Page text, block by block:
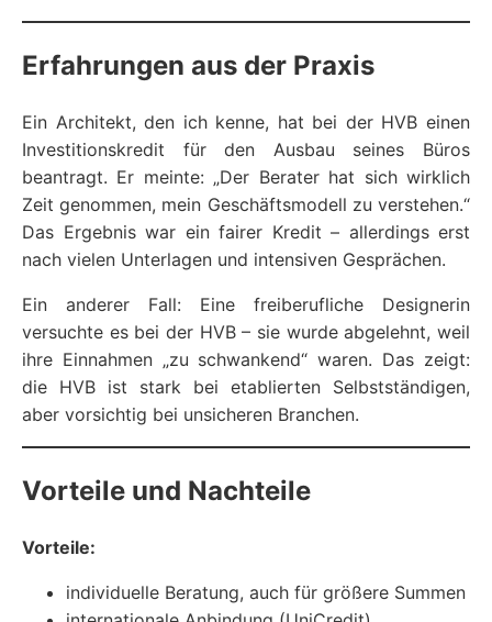
Erfahrungen aus der Praxis
Ein Architekt, den ich kenne, hat bei der HVB einen
Investitionskredit für den Ausbau seines Büros
beantragt. Er meinte: „Der Berater hat sich wirklich
Zeit genommen, mein Geschäftsmodell zu verstehen.“
Das Ergebnis war ein fairer Kredit – allerdings erst
nach vielen Unterlagen und intensiven Gesprächen.
Ein anderer Fall: Eine freiberufliche Designerin
versuchte es bei der HVB – sie wurde abgelehnt, weil
ihre Einnahmen „zu schwankend“ waren. Das zeigt:
die HVB ist stark bei etablierten Selbstständigen,
aber vorsichtig bei unsicheren Branchen.
Vorteile und Nachteile
Vorteile:
individuelle Beratung, auch für größere Summen